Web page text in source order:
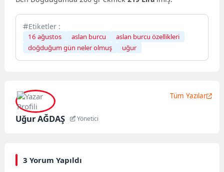
Etiketler :
16 ağustos aslan burcu
aslan burcu özellikleri
doğduğum gün neler olmuş
uğur
Uğur AĞDAŞ Yönetici
Tüm Yazılar
3 Yorum Yapıldı